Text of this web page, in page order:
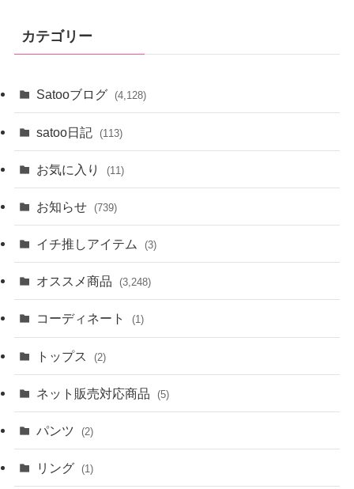
ブ
カテゴリー
Satooブログ (4,128)
satoo日記 (113)
お気に入り (11)
お知らせ (739)
イチ推しアイテム (3)
オススメ商品 (3,248)
コーディネート (1)
トップス (2)
ネット販売対応商品 (5)
パンツ (2)
リング (1)